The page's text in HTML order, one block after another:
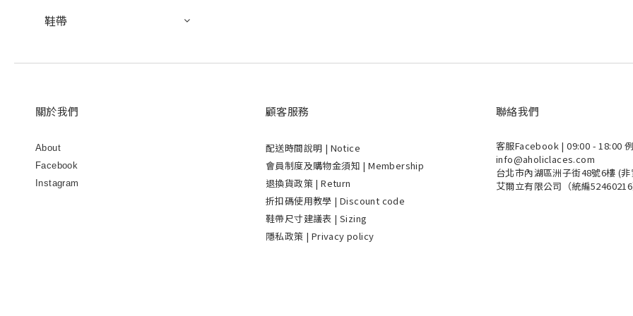
鞋帶
關於我們
About
Facebook
Instagram
顧客服務
配送時間說明 | Notice
會員制度及購物金須知 | Membership
退換貨政策 | Return
折扣碼使用教學 | Discount code
鞋帶尺寸建議表 | Sizing
隱私政策 | Privacy policy
聯絡我們
客服Facebook | 09:00 - 18:00
info@aholiclaces.com
台北市內湖區洲子街48號6樓 (非
艾爾立有限公司（統編52460216